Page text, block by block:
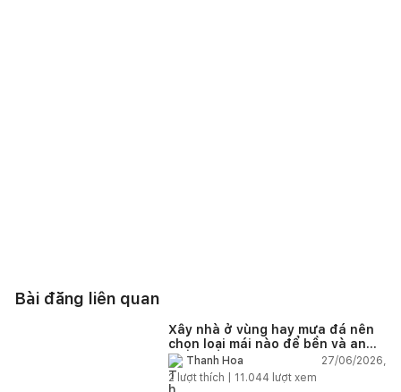
Bài đăng liên quan
Xây nhà ở vùng hay mưa đá nên
chọn loại mái nào để bền và an
toàn?Thanh Hoa
27/06/2026,
2 lượt thích | 11.044 lượt xem